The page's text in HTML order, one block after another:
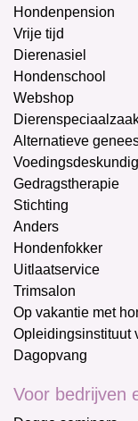
Hondenpension
Vrije tijd
Dierenasiel
Hondenschool
Webshop
Alternatieve
Gedragstherapie
Stichting
Anders
Hondenfokker
Uitlaatservice
Trimsalon
Op vakantie met
Opleidingsinstituut
Dagopvang
Voor bedrijven